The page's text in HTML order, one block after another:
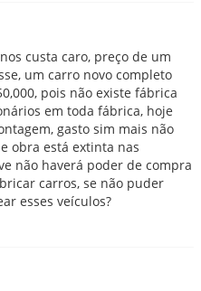
custa caro, preço de um
um carro novo completo
pois não existe fábrica
em toda fábrica, hoje
gasto sim mais não
obra está extinta nas
não haverá poder de compra
carros, se não puder
esses veículos?